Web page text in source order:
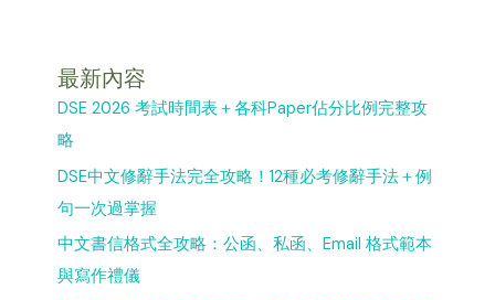
最新內容
DSE 2026 考試時間表＋各科Paper佔分比例完整攻
略
DSE中文修辭手法完全攻略！12種必考修辭手法＋例
句一次過掌握
中文書信格式全攻略：公函、私函、Email 格式範本
與寫作禮儀